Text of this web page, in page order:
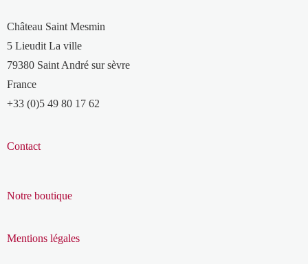
Château Saint Mesmin
5 Lieudit La ville
79380 Saint André sur sèvre
France
+33 (0)5 49 80 17 62
Contact
Notre boutique
Mentions légales